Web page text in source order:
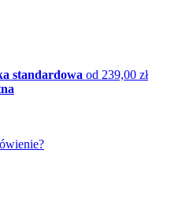
standardowa od 239,00 zł